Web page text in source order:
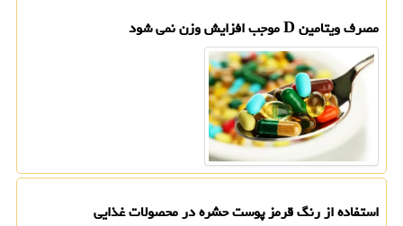
مصرف ویتامین D موجب افزایش وزن نمی شود
استفاده از رنگ قرمز پوست حشره در محصولات غذایی